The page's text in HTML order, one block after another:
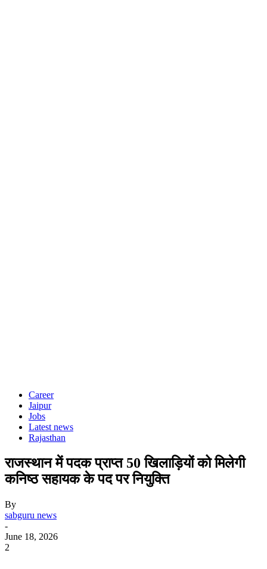
Career
Jaipur
Jobs
Latest news
Rajasthan
राजस्थान में पदक प्राप्त 50 खिलाड़ियों को मिलेगी
कनिष्ठ सहायक के पद पर नियुक्ति
By
sabguru news
-
June 18, 2026
2